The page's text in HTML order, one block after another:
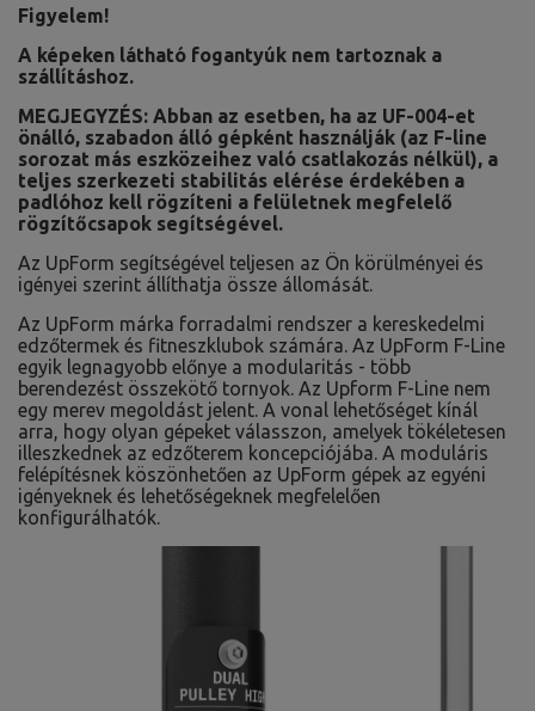
Figyelem!
A képeken látható fogantyúk nem tartoznak a
szállításhoz.
MEGJEGYZÉS: Abban az esetben, ha az UF-004-et
önálló, szabadon álló gépként használják (az F-line
sorozat más eszközeihez való csatlakozás nélkül), a
teljes szerkezeti stabilitás elérése érdekében a
padlóhoz kell rögzíteni a felületnek megfelelő
rögzítőcsapok segítségével.
Az UpForm segítségével teljesen az Ön körülményei és
igényei szerint állíthatja össze állomását.
Az UpForm márka forradalmi rendszer a kereskedelmi
edzőtermek és fitneszklubok számára. Az UpForm F-Line
egyik legnagyobb előnye a modularitás - több
berendezést összekötő tornyok. Az Upform F-Line nem
egy merev megoldást jelent. A vonal lehetőséget kínál
arra, hogy olyan gépeket válasszon, amelyek tökéletesen
illeszkednek az edzőterem koncepciójába. A moduláris
felépítésnek köszönhetően az UpForm gépek az egyéni
igényeknek és lehetőségeknek megfelelően
konfigurálhatók.